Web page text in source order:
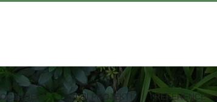
DELA MOJI PROJEKTI REFERENCE